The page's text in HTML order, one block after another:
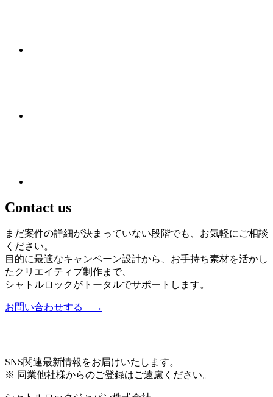
Contact us
まだ案件の詳細が決まっていない段階でも、お気軽にご相談
ください。
目的に最適なキャンペーン設計から、お手持ち素材を活かし
たクリエイティブ制作まで、
シャトルロックがトータルでサポートします。
お問い合わせする →
SNS関連最新情報をお届けいたします。
※ 同業他社様からのご登録はご遠慮ください。